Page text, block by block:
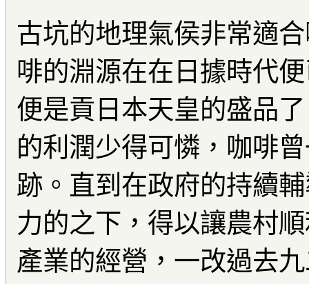
古坑的地理氣侯非常適
啡的淵源在在日據時代
便是貢日本天皇的盛品
的利潤少得可憐，咖啡
跡。直到在政府的持續
力的之下，得以讓農村
產業的經營，一改過去